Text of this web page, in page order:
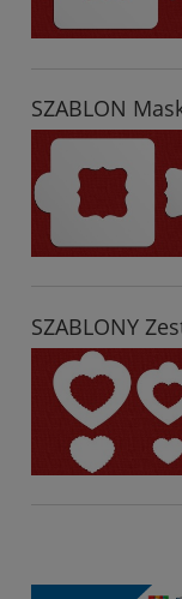
SZABLON
SZABLONY